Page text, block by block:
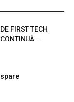
FIRST TECH